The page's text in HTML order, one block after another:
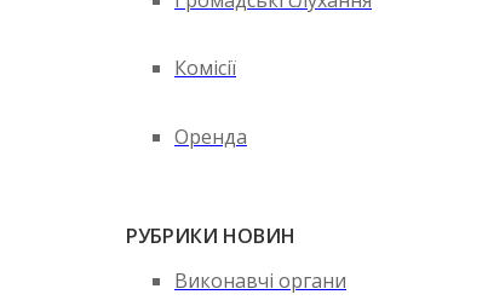
Комісії
Оренда
РУБРИКИ НОВИН
Виконавчі органи